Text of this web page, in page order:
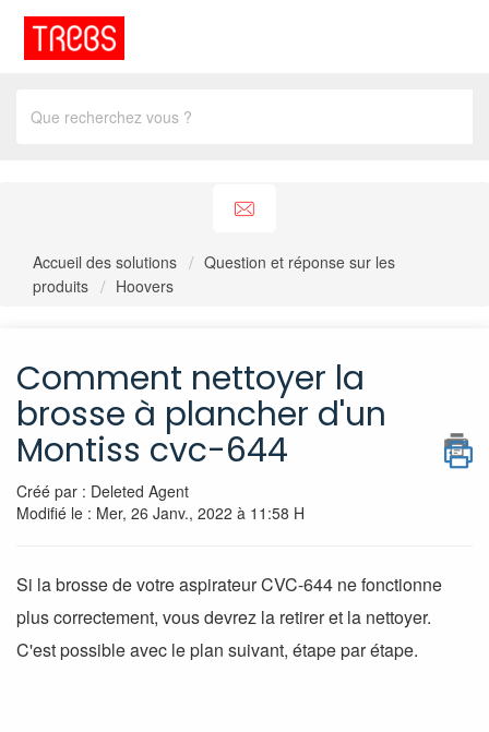
Accueil des solutions
Question et réponse sur les
produits
Hoovers
Comment nettoyer la
brosse à plancher d'un
Montiss cvc-644
Créé par : Deleted Agent
Modifié le : Mer, 26 Janv., 2022 à 11:58 H
Si la brosse de votre aspirateur CVC-644 ne fonctionne
plus correctement, vous devrez la retirer et la nettoyer.
C'est possible avec le plan suivant, étape par étape.